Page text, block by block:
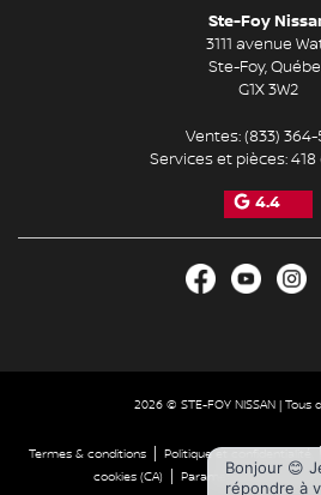
Ste-Foy
3111 avenue
Ste-Foy,
G1X 3W2
Ventes:(833) 364-
Services et pièces:418
4.4
2026 © STE-FOY NISSAN | Tous
Termes & conditions| Politique et confidentialité
cookies (CA)
Paramétrer les cookies
Bonjour 😊
répondre à